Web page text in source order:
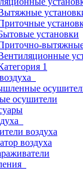
установки
1
осушители
воздуха
воздуха